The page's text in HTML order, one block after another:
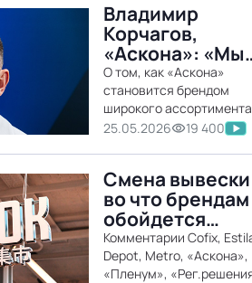
Владимир
Корчагов,
«Аскона»: «Мы
не планируем
конкурировать
ценой с
а будем давать
уникальную
экспертизу»
О том, как «Аскона»
становится брендом
широкого ассортимента
товаров для дома и
25.05.2026 19 400
Смена
во что брендам
обойдется
русификация
Комментарии Cofix,
Depot, Metro, «Аскона»,
«Пленум»,